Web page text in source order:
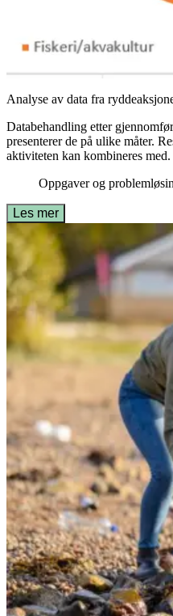
Analyse av data fra
Databehandling etter
presenterer de på ulike måter.
aktiviteten kan kombineres med.
Oppgaver og
Les mer